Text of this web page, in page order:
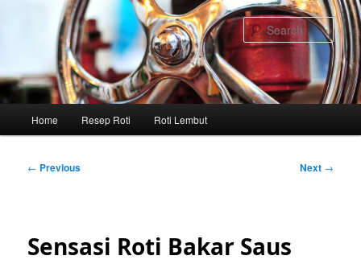
Home Resep Roti Roti Lembut
Post
← Previous Next →
Sensasi Roti Bakar Saus